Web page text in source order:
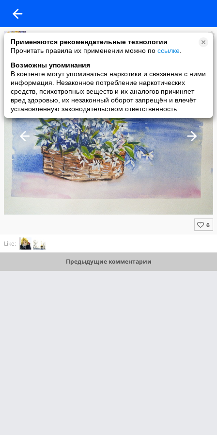
Применяются рекомендательные технологии
Прочитать правила их применении можно по ссылке
Возможны упоминания
В контенте могут упоминаться наркотики и связанная с ними
информация. Незаконное потребление наркотических
средств, психотропных веществ и их аналогов причиняет
вред здоровью, их незаконный оборот запрещён и влечёт
установленную законодательством ответственность
ЖИВОПИСЬ: ВЧЕРА,СЕГОДНЯ,ЗАВТРА
added a photo
07 Mar в 20:48
Like:
Предыдущие комментарии